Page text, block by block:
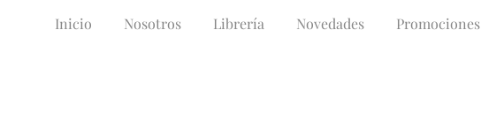
Inicio Nosotros Librería Novedades Promociones